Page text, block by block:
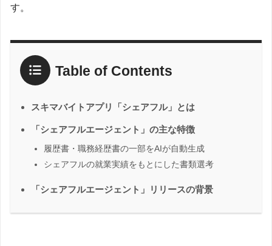
す。
Table of Contents
スキマバイトアプリ「シェアフル」とは
「シェアフルエージェント」の主な特徴
履歴書・職務経歴書の一部をAIが自動生成
シェアフルの就業実績をもとにした書類選考
「シェアフルエージェント」リリースの背景